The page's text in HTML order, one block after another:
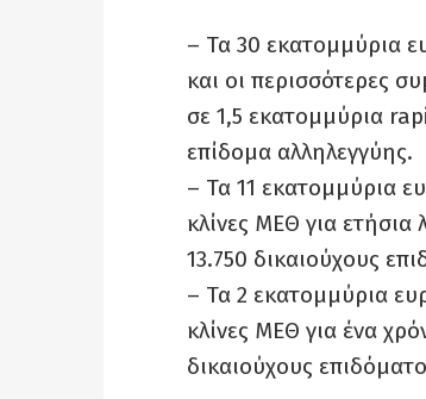
– Τα 30 εκατομμύρια
και οι περισσότερες
σε 1,5 εκατομμύρια
επίδομα αλληλεγγύης.
– Τα 11 εκατομμύρια
κλίνες ΜΕΘ για
13.750 δικαιούχους
– Τα 2 εκατομμύρια
κλίνες ΜΕΘ για ένα
δικαιούχους